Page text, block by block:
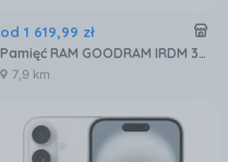
od 1 619,99 zł
Pamięć RAM GOODRAM IRDM 32GB 2x16GB 6400MHz DDR5 CL32 (IR-6400D564L32S)
7,9 km